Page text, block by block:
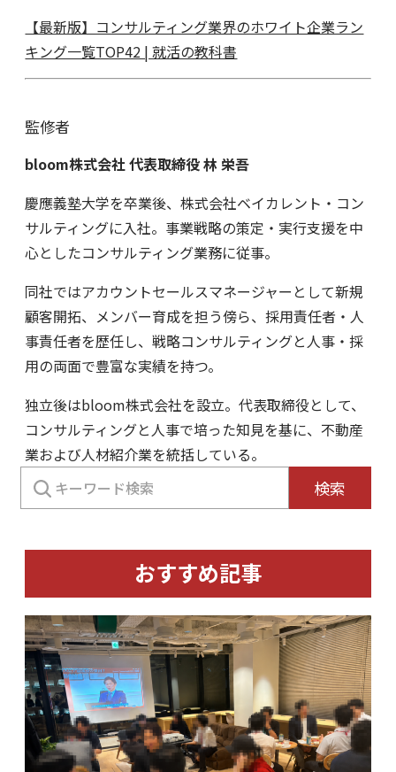
【最新版】コンサルティング業界のホワイト企業ラン
キング一覧TOP42 | 就活の教科書
監修者
bloom株式会社代表取締役林栄吾
慶應義塾大学を卒業後、株式会社ベイカレント・コン
サルティングに入社。事業戦略の策定・実行支援を中
心としたコンサルティング業務に従事。
同社ではアカウントセールスマネージャーとして新規
顧客開拓、メンバー育成を担う傍ら、採用責任者・人
事責任者を歴任し、戦略コンサルティングと人事・採
用の両面で豊富な実績を持つ。
独立後はbloom株式会社を設立。代表取締役として、
コンサルティングと人事で培った知見を基に、不動産
業および人材紹介業を統括している。
索:
検索
おすすめ記事